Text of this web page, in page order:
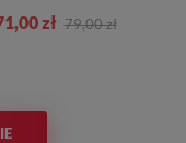
zł 79,00 zł